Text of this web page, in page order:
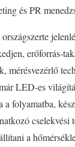
és PR
erőforrás-
mérésvezérlő
LED-es
folyamatba,
cselekvési
a